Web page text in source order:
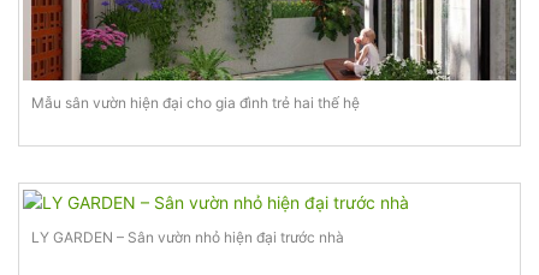
Mẫu sân vườn hiện đại cho gia đình trẻ hai thế hệ
LY GARDEN – Sân vườn nhỏ hiện đại trước nhà